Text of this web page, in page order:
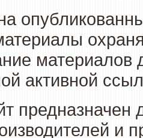
материалов
активной
предназначен
и